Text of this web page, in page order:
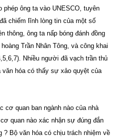
ông ta vào UNESCO, tuyên
chiếm lĩnh lòng tin của một số
thông, ông ta nấp bóng đánh đồng
Trần Nhân Tông, và công khai
Nhiều người đã vạch trần thủ
văn hóa có thấy sự xảo quyệt của
cơ quan ban ngành nào của nhà
quan nào xác nhận sự đúng đắn
? Bộ văn hóa có chịu trách nhiệm về